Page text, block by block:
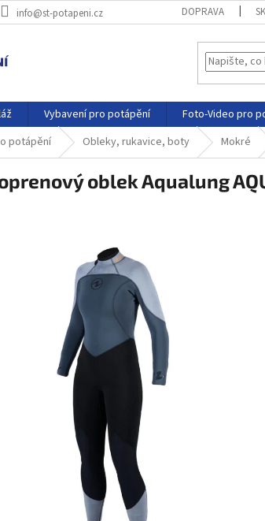
info@st-potapeni.cz DOPRAVA
Vybavení pro potápění Foto-Video pro
potápění Obleky, rukavice, boty Mokré
oblek Aqualung